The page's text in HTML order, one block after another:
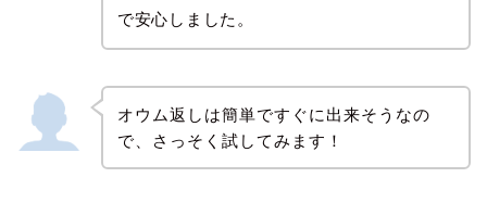
で安心しました。
オウム返しは簡単ですぐに出来そうなの
で、さっそく試してみます！